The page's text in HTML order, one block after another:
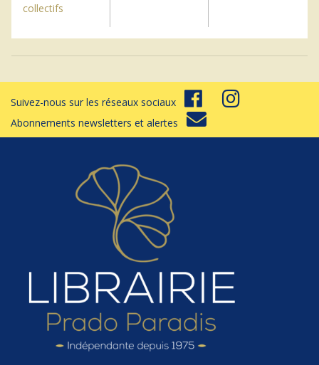
collectifs
Suivez-nous sur les réseaux sociaux
Abonnements newsletters et alertes